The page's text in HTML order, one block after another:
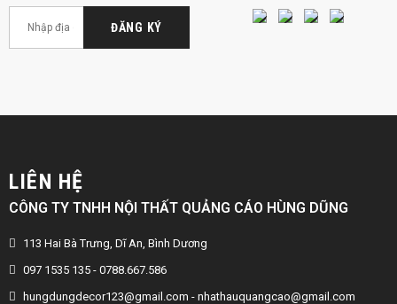
LIÊN HỆ
CÔNG TY TNHH NỘI THẤT QUẢNG CÁO HÙNG DŨNG
113 Hai Bà Trưng, Dĩ An, Bình Dương
097 1535 135 - 0788.667.586
hungdungdecor123@gmail.com - nhathauquangcao@gmail.com